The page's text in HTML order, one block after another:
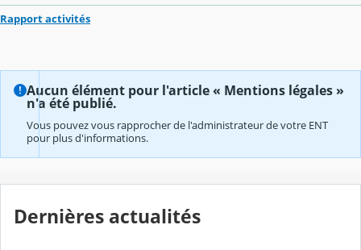
Rapport activités
Aucun élément pour l'article « Mentions légales »
n'a été publié.
Vous pouvez vous rapprocher de l'administrateur de votre ENT
pour plus d'informations.
Dernières actualités